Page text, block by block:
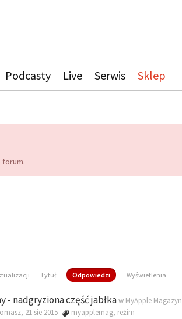
Podcasty Live Serwis Sklep
forum.
Tytuł Odpowiedzi Wyświetlenia
- nadgryziona część jabłkaw MyApple Magazyn
21 sie 2015
myapplemag, reżim